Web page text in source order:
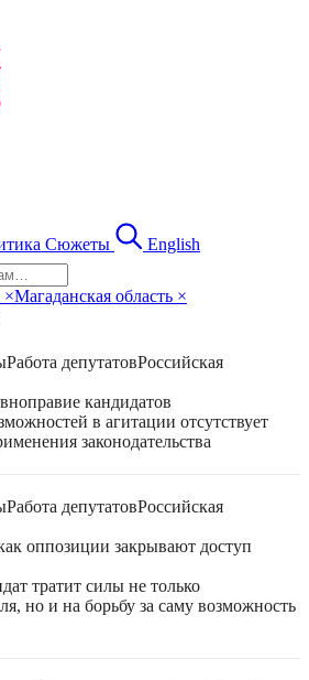
Сюжеты English
×Магаданская область ×
Работа депутатовРоссийская
кандидатов
в агитации отсутствует
законодательства
Работа депутатовРоссийская
оппозиции закрывают доступ
тратит силы не только
но и на борьбу за саму возможность